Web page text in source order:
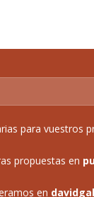
para vuestros
propuestas en
en